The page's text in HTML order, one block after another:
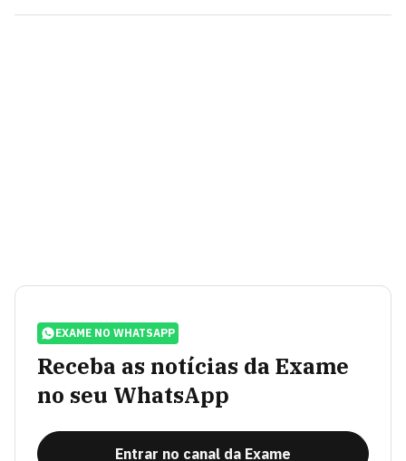
EXAME NO WHATSAPP
Receba as notícias da Exame
no seu WhatsApp
Entrar no canal da Exame